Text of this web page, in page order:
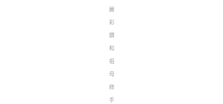
麗
彩
鑽
和
祖
母
綠
手